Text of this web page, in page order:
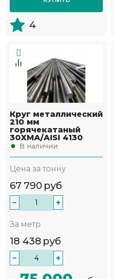
4
Круг металлический
210 мм
горячекатаный
30ХМА/AISI 4130
В наличии
Цена за тонну
67 790 руб
− +
За метр
18 438 руб
− +